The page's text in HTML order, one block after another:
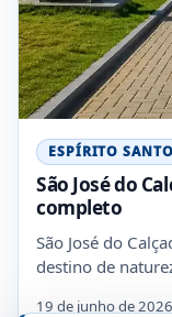
ESPÍRITO SANTO
São José do
completo
São José do
destino de
19 de junho de